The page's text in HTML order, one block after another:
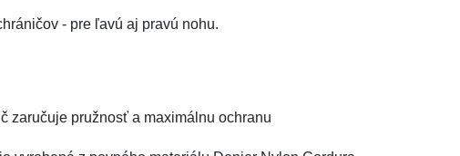
- pre ľavú aj pravú nohu.
zaručuje pružnosť a maximálnu ochranu